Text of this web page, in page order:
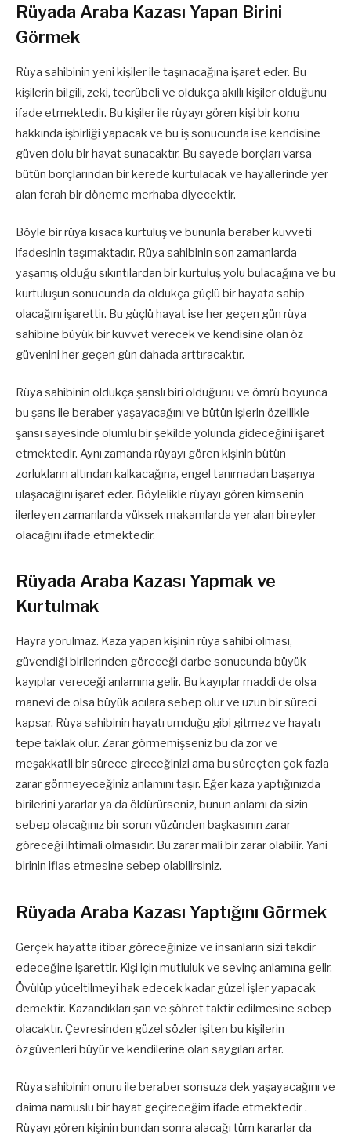
Rüyada Araba Kazası Yapan Birini
Görmek
Rüya sahibinin yeni kişiler ile taşınacağına işaret eder. Bu
kişilerin bilgili, zeki, tecrübeli ve oldukça akıllı kişiler olduğunu
ifade etmektedir. Bu kişiler ile rüyayı gören kişi bir konu
hakkında işbirliği yapacak ve bu iş sonucunda ise kendisine
güven dolu bir hayat sunacaktır. Bu sayede borçları varsa
bütün borçlarından bir kerede kurtulacak ve hayallerinde yer
alan ferah bir döneme merhaba diyecektir.
Böyle bir rüya kısaca kurtuluş ve bununla beraber kuvveti
ifadesinin taşımaktadır. Rüya sahibinin son zamanlarda
yaşamış olduğu sıkıntılardan bir kurtuluş yolu bulacağına ve bu
kurtuluşun sonucunda da oldukça güçlü bir hayata sahip
olacağını işarettir. Bu güçlü hayat ise her geçen gün rüya
sahibine büyük bir kuvvet verecek ve kendisine olan öz
güvenini her geçen gün dahada arttıracaktır.
Rüya sahibinin oldukça şanslı biri olduğunu ve ömrü boyunca
bu şans ile beraber yaşayacağını ve bütün işlerin özellikle
şansı sayesinde olumlu bir şekilde yolunda gideceğini işaret
etmektedir. Aynı zamanda rüyayı gören kişinin bütün
zorlukların altından kalkacağına, engel tanımadan başarıya
ulaşacağını işaret eder. Böylelikle rüyayı gören kimsenin
ilerleyen zamanlarda yüksek makamlarda yer alan bireyler
olacağını ifade etmektedir.
Rüyada Araba Kazası Yapmak ve
Kurtulmak
Hayra yorulmaz. Kaza yapan kişinin rüya sahibi olması,
güvendiği birilerinden göreceği darbe sonucunda büyük
kayıplar vereceği anlamına gelir. Bu kayıplar maddi de olsa
manevi de olsa büyük acılara sebep olur ve uzun bir süreci
kapsar. Rüya sahibinin hayatı umduğu gibi gitmez ve hayatı
tepe taklak olur. Zarar görmemişseniz bu da zor ve
meşakkatli bir sürece gireceğinizi ama bu süreçten çok fazla
zarar görmeyeceğiniz anlamını taşır. Eğer kaza yaptığınızda
birilerini yararlar ya da öldürürseniz, bunun anlamı da sizin
sebep olacağınız bir sorun yüzünden başkasının zarar
göreceği ihtimali olmasıdır. Bu zarar mali bir zarar olabilir. Yani
birinin iflas etmesine sebep olabilirsiniz.
Rüyada Araba Kazası Yaptığını Görmek
Gerçek hayatta itibar göreceğinize ve insanların sizi takdir
edeceğine işarettir. Kişi için mutluluk ve sevinç anlamına gelir.
Övülüp yüceltilmeyi hak edecek kadar güzel işler yapacak
demektir. Kazandıkları şan ve şöhret taktir edilmesine sebep
olacaktır. Çevresinden güzel sözler işiten bu kişilerin
özgüvenleri büyür ve kendilerine olan saygıları artar.
Rüya sahibinin onuru ile beraber sonsuza dek yaşayacağını ve
daima namuslu bir hayat geçireceğim ifade etmektedir .
Rüyayı gören kişinin bundan sonra alacağı tüm kararlar da